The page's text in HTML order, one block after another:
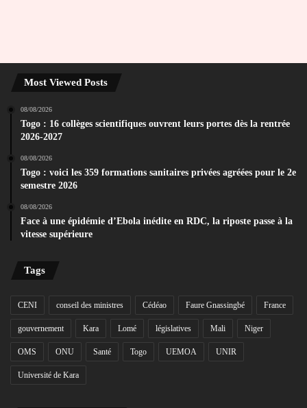
Most Viewed Posts
08/08/2026
Togo : 16 collèges scientifiques ouvrent leurs portes dès la rentrée
2026-2027
08/08/2026
Togo : voici les 359 formations sanitaires privées agréées pour le 2e
semestre 2026
08/08/2026
Face à une épidémie d’Ebola inédite en RDC, la riposte passe à la
vitesse supérieure
Tags
CENI conseil des ministres Cédéao Faure Gnassingbé France
gouvernement Kara Lomé législatives Mali Niger
OMS ONU Santé Togo UEMOA UNIR
Université de Kara